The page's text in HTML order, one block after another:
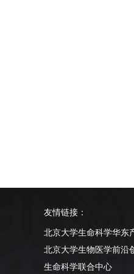
友情链接：
北京大学生命科学华东
北京大学生物医学前沿
生命科学联合中心